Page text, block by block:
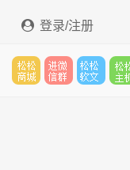
登录/注册